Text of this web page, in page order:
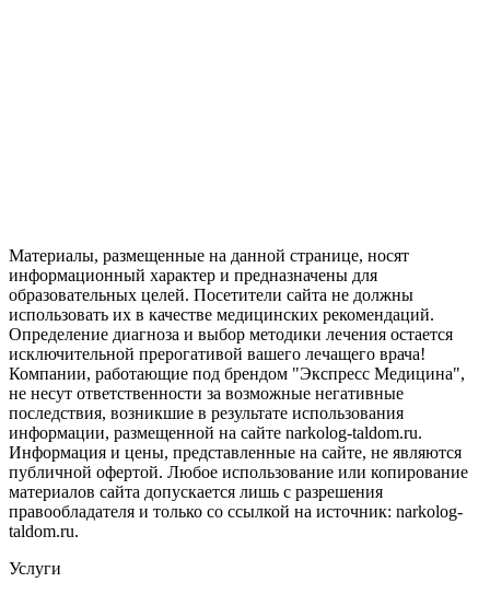
Материалы, размещенные на данной странице, носят
информационный характер и предназначены для
образовательных целей. Посетители сайта не должны
использовать их в качестве медицинских рекомендаций.
Определение диагноза и выбор методики лечения остается
исключительной прерогативой вашего лечащего врача!
Компании, работающие под брендом "Экспресс Медицина",
не несут ответственности за возможные негативные
последствия, возникшие в результате использования
информации, размещенной на сайте narkolog-taldom.ru.
Информация и цены, представленные на сайте, не являются
публичной офертой. Любое использование или копирование
материалов сайта допускается лишь с разрешения
правообладателя и только со ссылкой на источник: narkolog-
taldom.ru.
Услуги